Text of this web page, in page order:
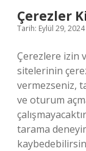
Çerezler
Tarih: Eylül 29, 2024
Çerezlere izin
sitelerinin
vermezseniz,
ve oturum
tarama